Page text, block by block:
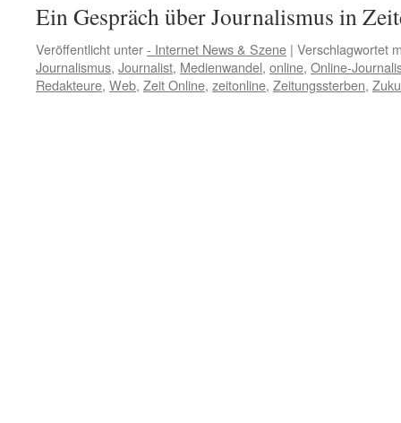
Ein Gespräch über Journalismus in
Veröffentlicht unter- Internet News & Szene | Verschlagwortet
Journalismus, Journalist, Medienwandel, online, Online-
Redakteure, Web, Zeit Online, zeitonline, Zeitungssterben,